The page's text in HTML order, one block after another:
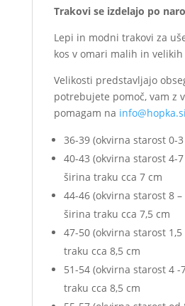
Trakovi se izdelajo po
Lepi in modni trakovi za
kos v omari malih in velikih
Velikosti predstavljajo
potrebujete pomoč, vam z
pomagam na info@hopka.si
36-39 (okvirna starost 0-
40-43 (okvirna starost 4-
širina traku cca 7 cm
44-46 (okvirna starost 8 –
širina traku cca 7,5 cm
47-50 (okvirna starost
traku cca 8,5 cm
51-54 (okvirna starost 4 -
traku cca 8,5 cm